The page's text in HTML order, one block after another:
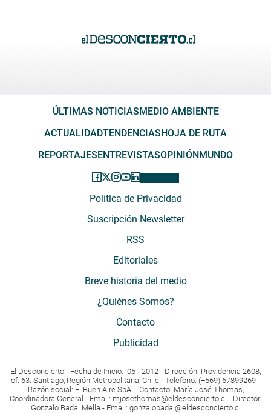
ÚLTIMAS NOTICIASMEDIO AMBIENTE
ACTUALIDADTENDENCIASHOJA DE RUTA
REPORTAJESENTREVISTASOPINIÓNMUNDO
Política de Privacidad
Suscripción Newsletter
RSS
Editoriales
Breve historia del medio
¿Quiénes Somos?
Contacto
Publicidad
El Desconcierto - Fecha de Inicio: 05 - 2012 - Dirección: Providencia 2608,
of. 63. Santiago, Región Metropolitana, Chile - Teléfono: (+569) 67899269 -
Razón social: El Buen Aire SpA. - Contacto: María José Thomas,
Coordinadora General - Email: mjosethomas@eldesconcierto.cl - Director:
Gonzalo Badal Mella - Email: gonzalobadal@eldesconcierto.cl